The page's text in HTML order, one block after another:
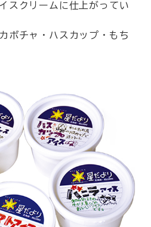
スクリームに仕上がってい
ボチャ・ハスカップ・もち